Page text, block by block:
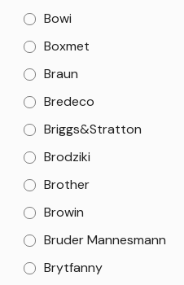
Bowi
Boxmet
Braun
Bredeco
Briggs&Stratton
Brodziki
Brother
Browin
Bruder Mannesmann
Brytfanny